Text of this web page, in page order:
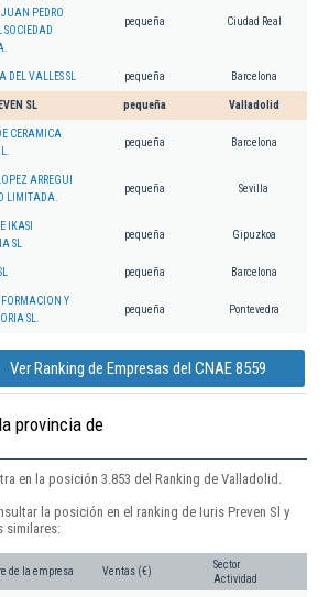
PEDRO
SOCIEDAD
pequeña Ciudad Real
DEL VALLES SL pequeña Barcelona
SL pequeña Valladolid
CERAMICA
pequeña Barcelona
ARREGUI
LIMITADA.
pequeña Sevilla
IKASI
SL
pequeña Gipuzkoa
pequeña Barcelona
Y
SL.
pequeña Pontevedra
Ver Ranking de Empresas del CNAE 8559
provincia de
en la posición 3.853 del Ranking de Valladolid.
la posición en el ranking de Iuris Preven Sl y
similares:
de la empresa Ventas (€)
Sector
Actividad